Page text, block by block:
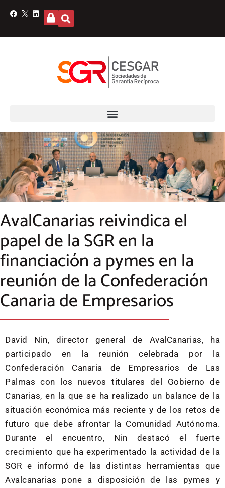
AvalCanarias reivindica el
papel de la SGR en la
financiación a pymes en la
reunión de la Confederación
Canaria de Empresarios
David Nin, director general de AvalCanarias, ha
participado en la reunión celebrada por la
Confederación Canaria de Empresarios de Las
Palmas con los nuevos titulares del Gobierno de
Canarias, en la que se ha realizado un balance de la
situación económica más reciente y de los retos de
futuro que debe afrontar la Comunidad Autónoma.
Durante el encuentro, Nin destacó el fuerte
crecimiento que ha experimentado la actividad de la
SGR e informó de las distintas herramientas que
Avalcanarias pone a disposición de las pymes y